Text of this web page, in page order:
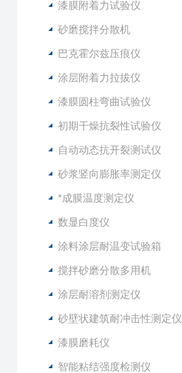
漆膜附着力试验仪
砂磨搅拌分散机
巴克霍尔兹压痕仪
涂层附着力拉拔仪
漆膜圆柱弯曲试验仪
初期干燥抗裂性试验仪
自动动态抗开裂测试仪
砂浆竖向膨胀率测定仪
*成膜温度测定仪
数显白度仪
涂料涂层耐温变试验箱
搅拌砂磨分散多用机
涂层耐溶剂测定仪
砂壁状建筑耐冲击性测定仪
漆膜磨耗仪
智能粘结强度检测仪